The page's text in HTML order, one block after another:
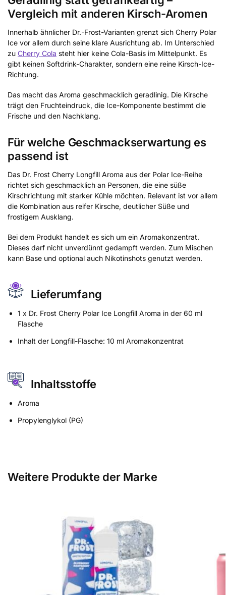
Vergleich mit anderen Kirsch-Aromen
Innerhalb ähnlicher Dr.-Frost-Varianten grenzt sich Cherry Polar
Ice vor allem durch seine klare Ausrichtung ab. Im Unterschied
zu Cherry Cola steht hier keine Cola-Basis im Mittelpunkt. Es
gibt keinen Softdrink-Charakter, sondern eine reine Kirsch-Ice-
Richtung.
Das macht das Aroma geschmacklich geradlinig. Die Kirsche
trägt den Fruchteindruck, die Ice-Komponente bestimmt die
Frische und den Nachklang.
Für welche Geschmackserwartung es
passend ist
Das Dr. Frost Cherry Longfill Aroma aus der Polar Ice-Reihe
richtet sich geschmacklich an Personen, die eine süße
Kirschrichtung mit starker Kühle möchten. Relevant ist vor allem
die Kombination aus reifer Kirsche, deutlicher Süße und
frostigem Ausklang.
Bei dem Produkt handelt es sich um ein Aromakonzentrat.
Dieses darf nicht unverdünnt gedampft werden. Zum Mischen
kann Base und optional auch Nikotinshots genutzt werden.
Lieferumfang
1 x Dr. Frost Cherry Polar Ice Longfill Aroma in der 60 ml
Flasche
Inhalt der Longfill-Flasche: 10 ml Aromakonzentrat
Inhaltsstoffe
Aroma
Propylenglykol (PG)
Weitere Produkte der Marke